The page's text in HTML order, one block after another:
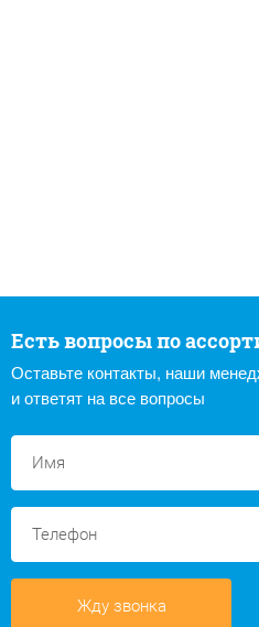
Есть вопросы по
Оставьте контакты, наши
и ответят на все вопросы
Жду звонка